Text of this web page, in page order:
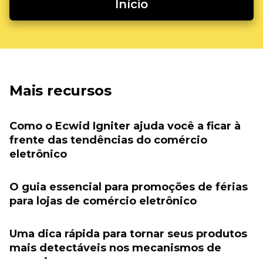
Início
Mais recursos
Como o Ecwid Igniter ajuda você a ficar à
frente das tendências do comércio
eletrônico
O guia essencial para promoções de férias
para lojas de comércio eletrônico
Uma dica rápida para tornar seus produtos
mais detectáveis ​​nos mecanismos de